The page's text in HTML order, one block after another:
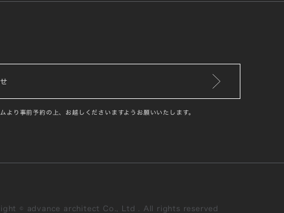
より事前予約の上、お越しくださいますようお願いいたします。
© advance architect Co., Ltd . All rights reserved